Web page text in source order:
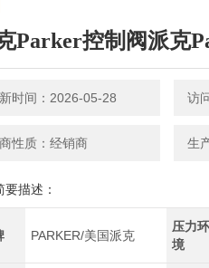
克Parker控制阀派克
新时间：2026-05-28 访
性质：经销商 生
要描述：
PARKER/美国派克
压力环
境